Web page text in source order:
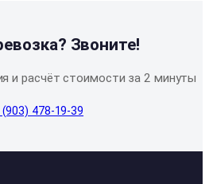
Звоните!
и расчёт стоимости за 2 минуты
(903) 478-19-39